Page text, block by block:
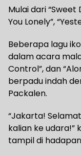
Mulai dari “Sweet
You Lonely”,
Beberapa lagu
dalam acara
Control”, dan
berpadu indah
Packalen.
“Jakarta!
kalian ke udara!”
tampil di